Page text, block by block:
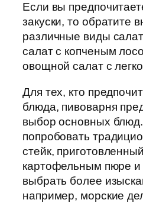
Если вы
закуски, то обратите
различные виды
салат с копченым
овощной салат с
Для тех, кто
блюда, пивоварня
выбор основных
попробовать
стейк,
картофельным пюре
выбрать более
например, морские